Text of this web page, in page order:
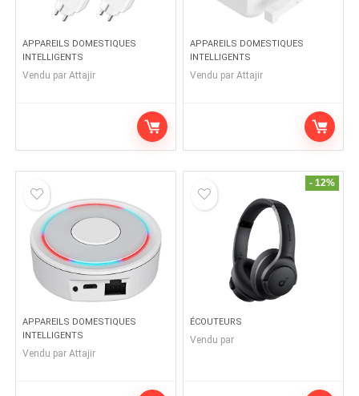
APPAREILS DOMESTIQUES
INTELLIGENTS
Vendu par Attajir
APPAREILS DOMESTIQUES
INTELLIGENTS
Vendu par Attajir
APPAREILS DOMESTIQUES
INTELLIGENTS
Vendu par Attajir
- 12%
ÉCOUTEURS
Vendu par